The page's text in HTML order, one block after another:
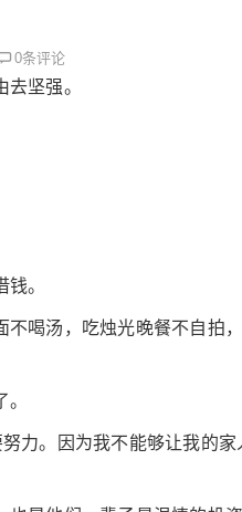
0条评论
坚强。
。
喝汤，吃烛光晚餐不自拍
力。因为我不能够让我的